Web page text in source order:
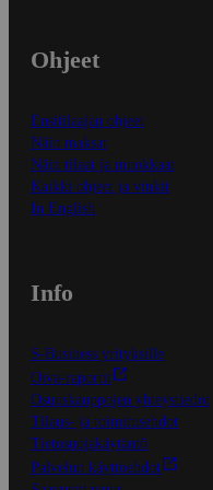
Ohjeet
Ensitilaajan ohjeet
Näin maksat
Näin tilaat ja muokkaat
Kaikki ohjeet ja vinkit
In English
Info
S-Business yrityksille
Oiva-raportit
Osuuskauppojen yhteystiedot
Tilaus- ja toimitusehdot
Tietosuojakäytäntö
Palvelun käyttöehdot